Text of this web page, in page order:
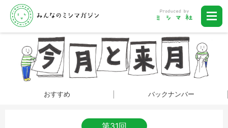
おすすめ バックナンバー
第31回